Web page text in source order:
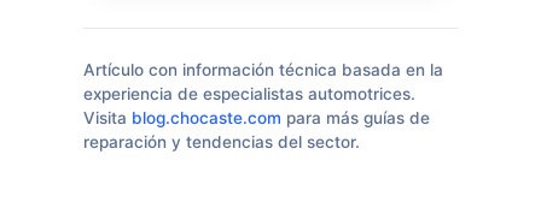
Artículo con información técnica basada en la
experiencia de especialistas automotrices.
Visita blog.chocaste.com para más guías de
reparación y tendencias del sector.